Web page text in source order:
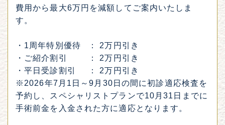
費用から最大6万円を減額してご案内いたしま
す。
・ 1周年特別優待
： 2万円引き
・ ご紹介割引
： 2万円引き
・平日受診割引
： 2万円引き
※2026年7月1日～9月30日の間に初診適応検査を
予約し、スペシャリストプランで10月31日までに
手術前金を入金された方に適応となります。